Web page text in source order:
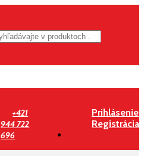
+421
944 722
696
Prihlásenie
Registrácia